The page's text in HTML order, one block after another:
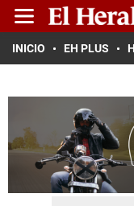
INICIO EH PLUS